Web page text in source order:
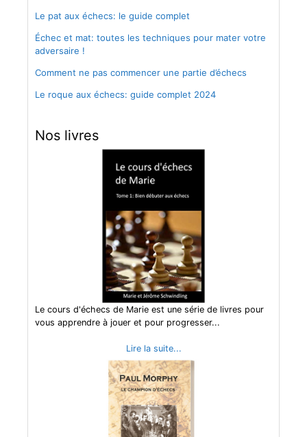
Le pat aux échecs: le guide complet
Échec et mat: toutes les techniques pour mater votre
adversaire !
Comment ne pas commencer une partie d’échecs
Le roque aux échecs: guide complet 2024
Nos livres
Le cours d'échecs de Marie est une série de livres pour
vous apprendre à jouer et pour progresser...
Lire la suite...